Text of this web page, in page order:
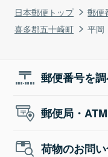
日本郵便トップ 郵便
喜多郡五十崎町
平岡
郵便番号を
郵便局・
荷物のお問